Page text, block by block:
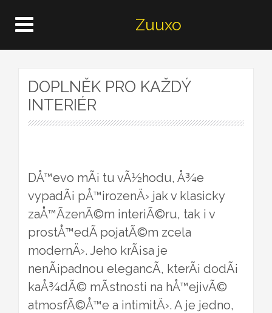
Zuuxo
DOPLNĚK PRO KAŽDÝ
INTERIÉR
DÅ™evo mÃ¡ tu vÃ½hodu, Å¾e
vypadÃ¡ pÅ™irozenÄ› jak v klasicky
zaÅ™Ã­zenÃ©m interiÃ©ru, tak i v
prostÅ™edÃ­ pojatÃ©m zcela
modernÄ›. Jeho krÃ¡sa je
nenÃ¡padnou elegancÃ­, kterÃ¡ dodÃ¡
kaÅ¾dÃ© mÃ­stnosti na hÅ™ejivÃ©
atmosfÃ©Å™e a intimitÄ›. A je jedno,